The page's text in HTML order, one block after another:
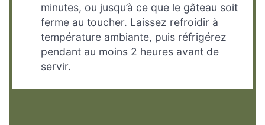
minutes, ou jusqu’à ce que le gâteau soit
ferme au toucher. Laissez refroidir à
température ambiante, puis réfrigérez
pendant au moins 2 heures avant de
servir.